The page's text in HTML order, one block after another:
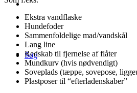
Søg
Ekstra vandflaske
Hundefoder
Sammenfoldelige mad/vandskål
Lang line
Redskab til fjernelse af flåter
Mundkurv (hvis nødvendigt)
Soveplads (tæppe, sovepose,
Plastposer til “efterladenskaber”